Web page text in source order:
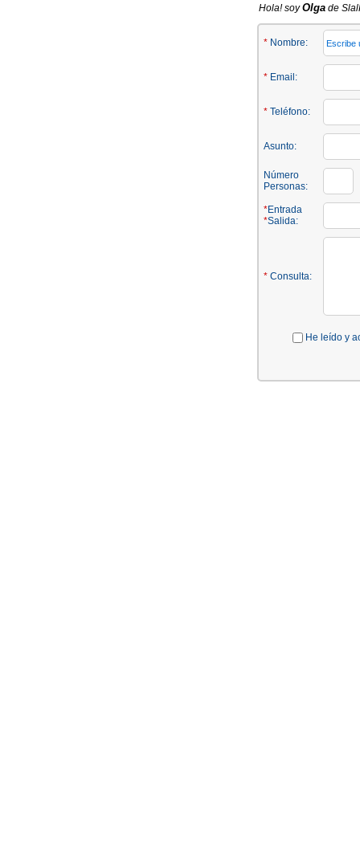
Hola! soyOlga de
* Nombre:
* Email:
* Teléfono:
Asunto:
Número
Personas:
*Entrada
*Salida:
* Consulta:
He leído y